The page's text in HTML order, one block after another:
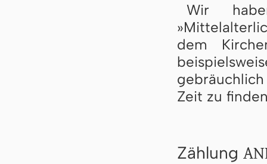
Wir
dem
Zeit zu
Zählung